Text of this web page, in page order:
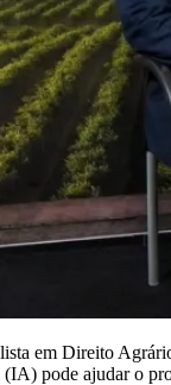
em Direito
pode ajudar o